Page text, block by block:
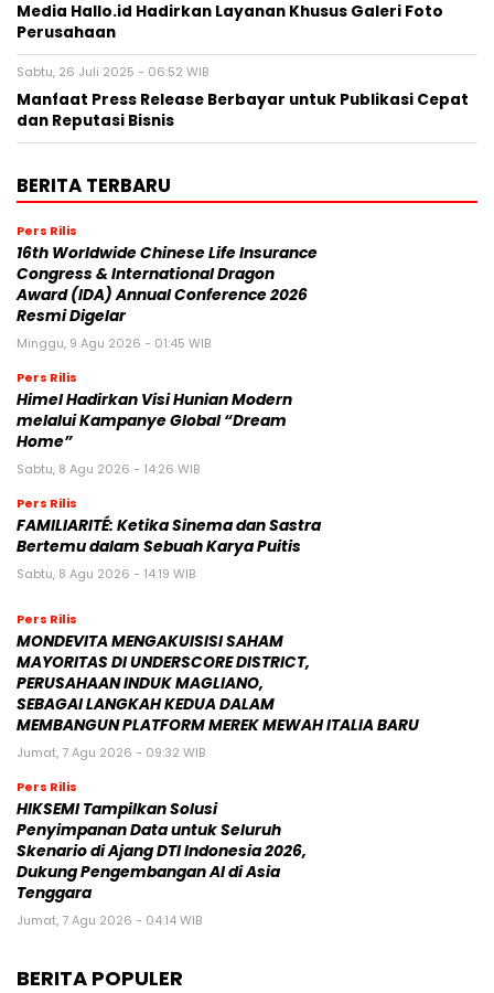
Media Hallo.id Hadirkan Layanan Khusus Galeri Foto
Perusahaan
Sabtu, 26 Juli 2025 - 06:52 WIB
Manfaat Press Release Berbayar untuk Publikasi Cepat
dan Reputasi Bisnis
BERITA TERBARU
Pers Rilis
16th Worldwide Chinese Life Insurance
Congress & International Dragon
Award (IDA) Annual Conference 2026
Resmi Digelar
Minggu, 9 Agu 2026 - 01:45 WIB
Pers Rilis
Himel Hadirkan Visi Hunian Modern
melalui Kampanye Global “Dream
Home”
Sabtu, 8 Agu 2026 - 14:26 WIB
Pers Rilis
FAMILIARITÉ: Ketika Sinema dan Sastra
Bertemu dalam Sebuah Karya Puitis
Sabtu, 8 Agu 2026 - 14:19 WIB
Pers Rilis
MONDEVITA MENGAKUISISI SAHAM
MAYORITAS DI UNDERSCORE DISTRICT,
PERUSAHAAN INDUK MAGLIANO,
SEBAGAI LANGKAH KEDUA DALAM
MEMBANGUN PLATFORM MEREK MEWAH ITALIA BARU
Jumat, 7 Agu 2026 - 09:32 WIB
Pers Rilis
HIKSEMI Tampilkan Solusi
Penyimpanan Data untuk Seluruh
Skenario di Ajang DTI Indonesia 2026,
Dukung Pengembangan AI di Asia
Tenggara
Jumat, 7 Agu 2026 - 04:14 WIB
BERITA POPULER